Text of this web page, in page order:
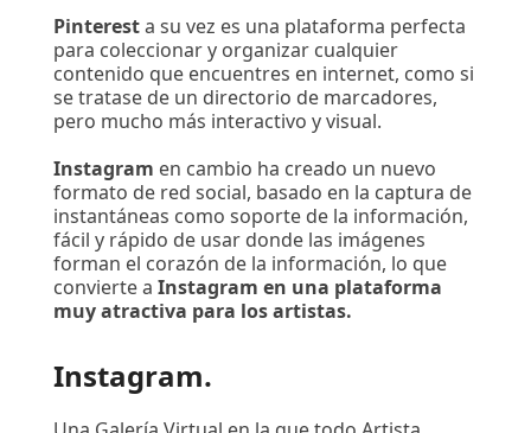
Pinteresta su vez es una plataforma perfecta
para coleccionar y organizar cualquier
contenido que encuentres en internet, como si
se tratase de un directorio de marcadores,
pero mucho más interactivo y visual.
Instagram en cambio ha creado un nuevo
formato de red social, basado en la captura de
instantáneas como soporte de la información,
fácil y rápido de usar donde las imágenes
forman el corazón de la información, lo que
convierte a Instagram en una plataforma
muy atractiva para los artistas.
Instagram.